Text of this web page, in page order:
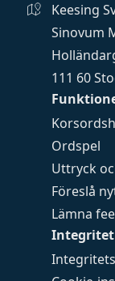
Ordspel
Uttryck
Föreslå
Lämna
Keesing
Sinovum
111 60